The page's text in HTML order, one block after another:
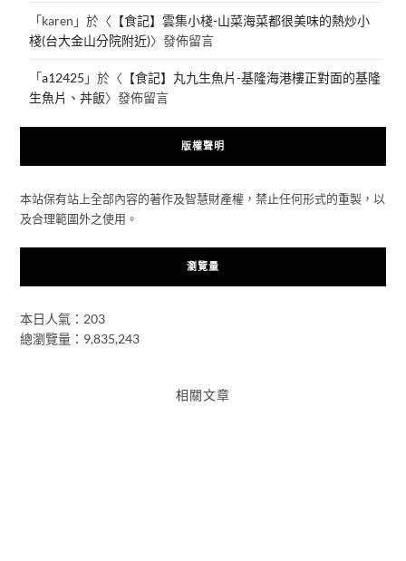
「karen 」於〈 【食記】雲集小棧-山菜海菜都很美味的熱炒小
棧(台大金山分院附近)〉發佈留言
「a12425 」於〈 【食記】丸九生魚片-基隆海港樓正對面的基隆
生魚片、丼飯〉發佈留言
版權聲明
本站保有站上全部內容的著作及智慧財產權，禁止任何形式的重製，以
及合理範圍外之使用。
瀏覽量
本日人氣：203
總瀏覽量：9,835,243
相關文章